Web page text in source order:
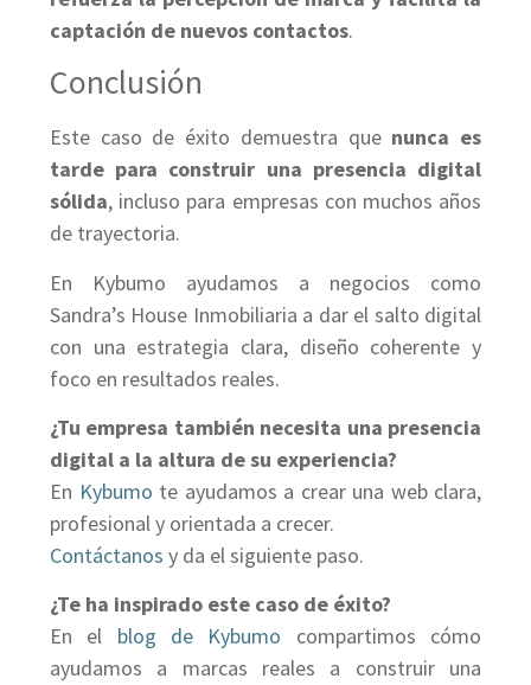
captación de nuevos contactos.
Conclusión
Este caso de éxito demuestra que nunca es
tarde para construir una presencia digital
sólida, incluso para empresas con muchos años
de trayectoria.
En Kybumo ayudamos a negocios como
Sandra’s House Inmobiliaria a dar el salto digital
con una estrategia clara, diseño coherente y
foco en resultados reales.
¿Tu empresa también necesita una presencia
digital a la altura de su experiencia?
En Kybumo te ayudamos a crear una web clara,
profesional y orientada a crecer.
Contáctanos y da el siguiente paso.
¿Te ha inspirado este caso de éxito?
En el blog de Kybumo compartimos cómo
ayudamos a marcas reales a construir una